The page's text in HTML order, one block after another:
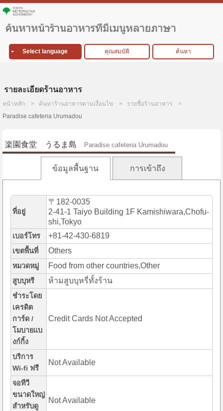
Select language คุณสมบัติ ค้นหา
รายละเอียดร้านอาหาร
หน้าหลัก ค้นหาร้านอาหารตามเงื่อนไข
รายชื่อร้านอาหาร
Paradise cafeteria Urumadou
楽園食堂 うるま島 Paradise cafeteria Urumadou
ข้อมูลพื้นฐาน การเข้าถึง
ที่อยู่
〒182-0035
2-41-1 Taiyo Building 1F Kamishiwara,Chofu-
shi,Tokyo
เบอร์โทร +81-42-430-6819
เขตพื้นที่ Others
หมวดหมู่ Food from other countries,Other
สูบบุหรี ห้ามสูบบุหรี่ทั้งร้าน
ชำระโดย
เครดิต
การ์ด /
โมบายแบ
งก์กิ้ง
Credit Cards Not Accepted
บริการ
Wi-fi ฟรี
Not Available
จอทีวี
ขนาดใหญ่
สำหรับดู
Not Available